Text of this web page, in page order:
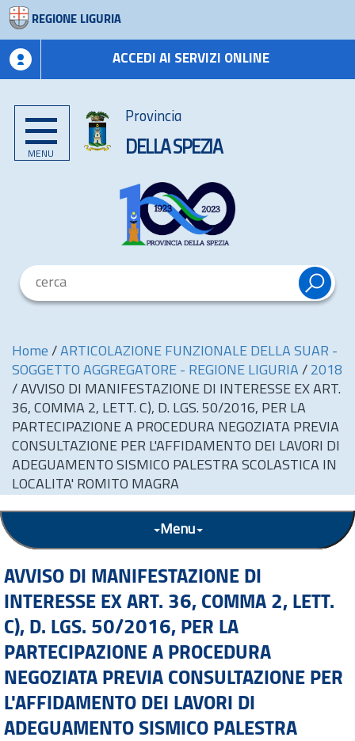
REGIONE LIGURIA
ACCEDI AI SERVIZI ONLINE
MENU
Provincia
DELLA SPEZIA
Home / ARTICOLAZIONE FUNZIONALE DELLA SUAR -
SOGGETTO AGGREGATORE - REGIONE LIGURIA / 2018
/ AVVISO DI MANIFESTAZIONE DI INTERESSE EX ART.
36, COMMA 2, LETT. C), D. LGS. 50/2016, PER LA
PARTECIPAZIONE A PROCEDURA NEGOZIATA PREVIA
CONSULTAZIONE PER L'AFFIDAMENTO DEI LAVORI DI
ADEGUAMENTO SISMICO PALESTRA SCOLASTICA IN
LOCALITA' ROMITO MAGRA
Menu
AVVISO DI MANIFESTAZIONE DI
INTERESSE EX ART. 36, COMMA 2, LETT.
C), D. LGS. 50/2016, PER LA
PARTECIPAZIONE A PROCEDURA
NEGOZIATA PREVIA CONSULTAZIONE PER
L'AFFIDAMENTO DEI LAVORI DI
ADEGUAMENTO SISMICO PALESTRA